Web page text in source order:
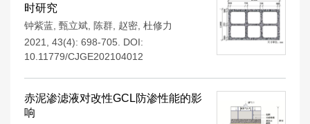
时研究
钟紫蓝 甄立斌 陈群 赵密 杜修力
2021, 43(4): 698-705.
DOI:
10.11779/CJGE202104012
赤泥渗滤液对改性GCL防渗性能的影
响